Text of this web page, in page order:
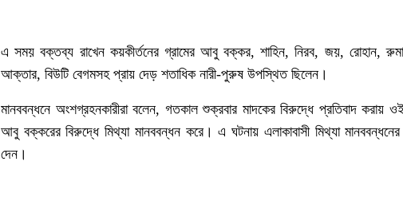
এ সময় বক্তব্য রাখেন কয়কীর্তনের গ্রামের আবু বক্কর, শাহিন, নিরব, জয়, রোহান, রুমা
আক্তার, বিউটি বেগমসহ প্রায় দেড় শতাধিক নারী-পুরুষ উপস্থিত ছিলেন।
মানববন্ধনে অংশগ্রহনকারীরা বলেন, গতকাল শুক্রবার মাদকের বিরুদ্ধে প্রতিবাদ করায়
আবু বক্করের বিরুদ্ধে মিথ্যা মানববন্ধন করে। এ ঘটনায় এলাকাবাসী মিথ্যা মানববন্ধনের
দেন।